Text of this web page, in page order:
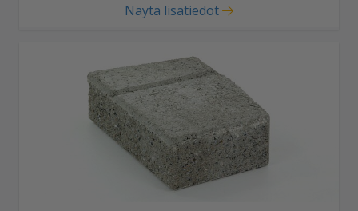
Näytä lisätiedot